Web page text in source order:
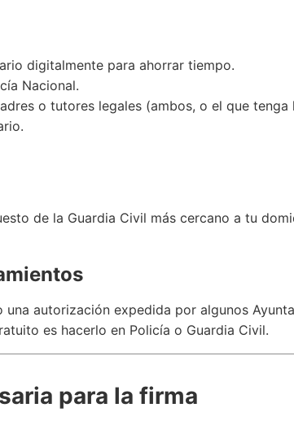
digitalmente para ahorrar tiempo.
Nacional.
o tutores legales (ambos, o el que tenga
de la Guardia Civil más cercano a tu
autorización expedida por algunos
es hacerlo en Policía o Guardia Civil.
para la firma